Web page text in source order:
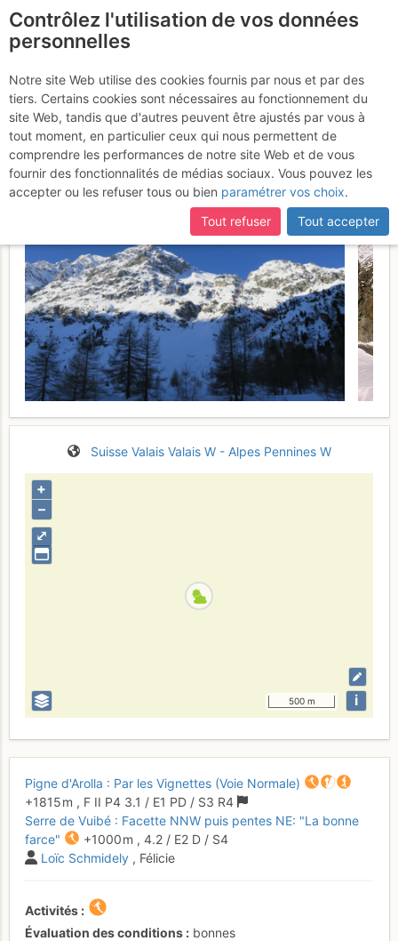
Pigne d'Arolla puis
Couloir de Vuibé 2600 au
NW de la "Bonne Farce"
Mercredi 29 mars 2017
Suisse Valais Valais W - Alpes Pennines W
⤢
+
–
500 m i
Pigne d'Arolla : Par les Vignettes (Voie Normale)
+1815 m , F II P4 3.1 / E1 PD / S3 R4
Serre de Vuibé : Facette NNW puis pentes NE: "La bonne
farce"
+1000 m , 4.2 / E2 D / S4
Loïc Schmidely , Félicie
Activités
Évaluation des conditions
bonnes
Contrôlez l'utilisation de vos données
personnelles
Notre site Web utilise des cookies fournis par nous et par des
tiers. Certains cookies sont nécessaires au fonctionnement du
site Web, tandis que d'autres peuvent être ajustés par vous à
tout moment, en particulier ceux qui nous permettent de
comprendre les performances de notre site Web et de vous
fournir des fonctionnalités de médias sociaux. Vous pouvez les
accepter ou les refuser tous ou bien paramétrer vos choix.
Tout refuser
Tout accepter